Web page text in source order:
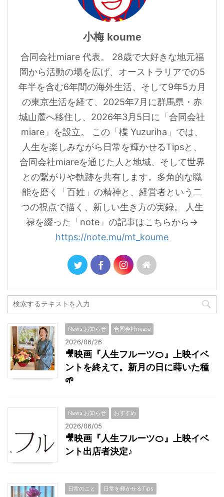
小梅 koume
合同会社miare 代表。 28歳で大好きな地元福
岡から活動の場を広げ、オーストラリアでの5
年半を含む6年間の海外生活、そして9年5カ月
の東京生活を経て、2025年7月に群馬県・赤
城山麓へ移住し、2026年3月5日に「合同会社
miare」を設立。 この「楪 Yuzuriha」では、
人生を楽しみながら日常を輝かせるTipsと、
合同会社miareを通じた人と地域、そして世界
との繋がりや軌跡を共有します。多角的な職
能を磨く「百姓」の精神と、経営者という二
つの視点で描く、新しい生き方の実録。 人生
禄を綴った「note」の記事はこちらから→
https://note.mu/mt_koume
News お知らせ 合同会社miare
2026/06/26
🎥映画『人生フルーツ🍊』上映イベ
ントを終えて。新月の日に蒔いた種
🌱
News お知らせ おすすめ
2026/06/05
🎥映画『人生フルーツ🍊』上映イベ
ント出店者決定♪
日常のこと 日常を輝かせるTips